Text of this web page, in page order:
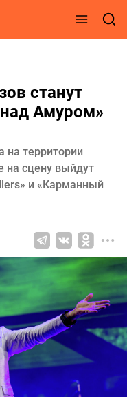
станут
Амуром»
на территории
на сцену выйдут
и «Карманный